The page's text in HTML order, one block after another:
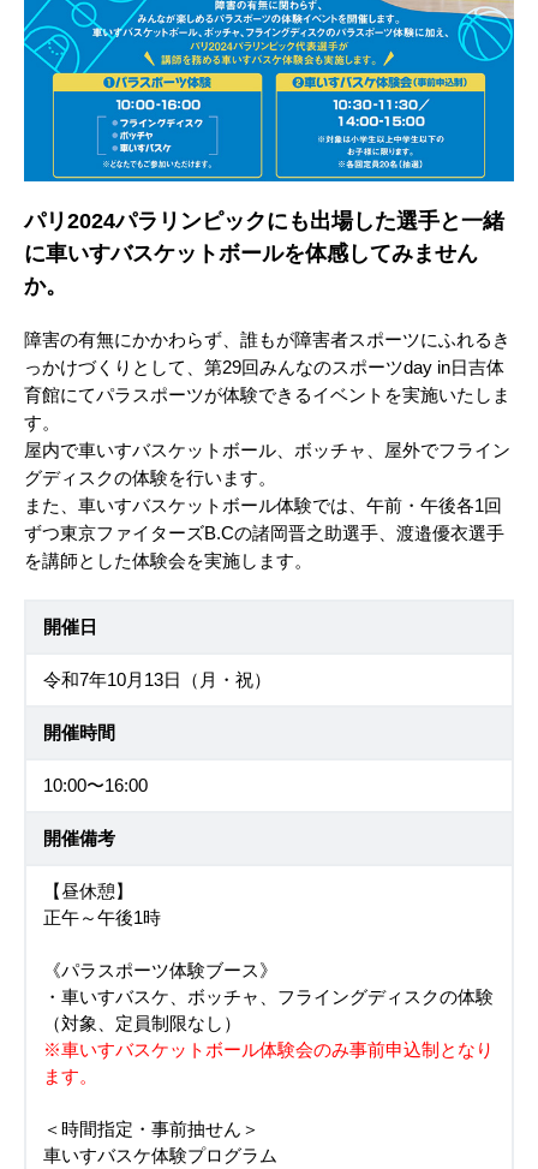
パリ2024パラリンピックにも出場した選手と一緒
に車いすバスケットボールを体感してみません
か。
障害の有無にかかわらず、誰もが障害者スポーツにふれるき
っかけづくりとして、第29回みんなのスポーツday in日吉体
育館にてパラスポーツが体験できるイベントを実施いたしま
す。
屋内で車いすバスケットボール、ボッチャ、屋外でフライン
グディスクの体験を行います。
また、車いすバスケットボール体験では、午前・午後各1回
ずつ東京ファイターズB.Cの諸岡晋之助選手、渡邉優衣選手
を講師とした体験会を実施します。
開催日
令和7年10月13日（月・祝）
開催時間
10:00〜16:00
開催備考
【昼休憩】
正午～午後1時
《パラスポーツ体験ブース》
・車いすバスケ、ボッチャ、フライングディスクの体験
（対象、定員制限なし）
※車いすバスケットボール体験会のみ事前申込制となり
ます。
＜時間指定・事前抽せん＞
車いすバスケ体験プログラム